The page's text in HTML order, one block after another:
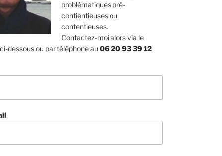
problématiques pré-
contientieuses ou
contentieuses.
Contactez-moi alors via le
dessous ou par téléphone au 06 20 93 39 12